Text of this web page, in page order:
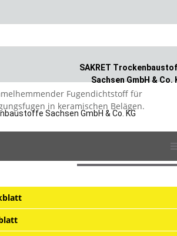
SAKRET
Sachsen GmbH & Co.
Dicht E
Fugendichtstoff für
in keramischen Belägen.